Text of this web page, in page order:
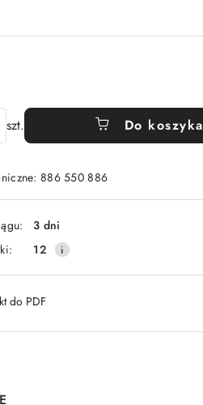
szt. Do koszyka
886 550 886
3 dni
12
do PDF